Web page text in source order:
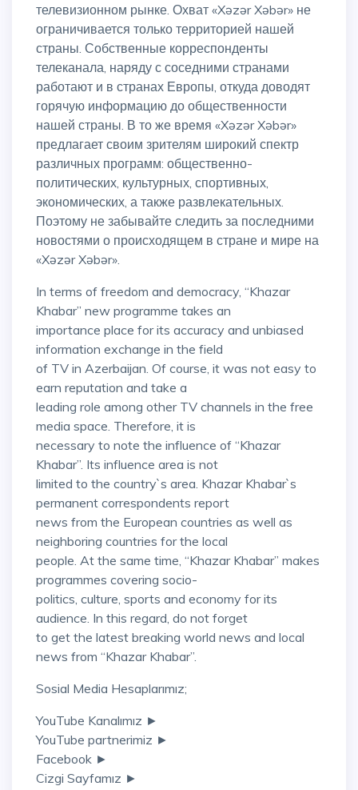
телевизионном рынке. Охват «Xəzər Xəbər» не
ограничивается только территорией нашей
страны. Собственные корреспонденты
телеканала, наряду с соседними странами
работают и в странах Европы, откуда доводят
горячую информацию до общественности
нашей страны. В то же время «Xəzər Xəbər»
предлагает своим зрителям широкий спектр
различных программ: общественно-
политических, культурных, спортивных,
экономических, а также развлекательных.
Поэтому не забывайте следить за последними
новостями о происходящем в стране и мире на
«Xəzər Xəbər».
In terms of freedom and democracy, “Khazar
Khabar” new programme takes an
importance place for its accuracy and unbiased
information exchange in the field
of TV in Azerbaijan. Of course, it was not easy to
earn reputation and take a
leading role among other TV channels in the free
media space. Therefore, it is
necessary to note the influence of “Khazar
Khabar”. Its influence area is not
limited to the country`s area. Khazar Khabar`s
permanent correspondents report
news from the European countries as well as
neighboring countries for the local
people. At the same time, “Khazar Khabar” makes
programmes covering socio-
politics, culture, sports and economy for its
audience. In this regard, do not forget
to get the latest breaking world news and local
news from “Khazar Khabar”.
Sosial Media Hesaplarımız;
YouTube Kanalımız ►
YouTube partnerimiz ►
Facebook ►
Cizgi Sayfamız ►